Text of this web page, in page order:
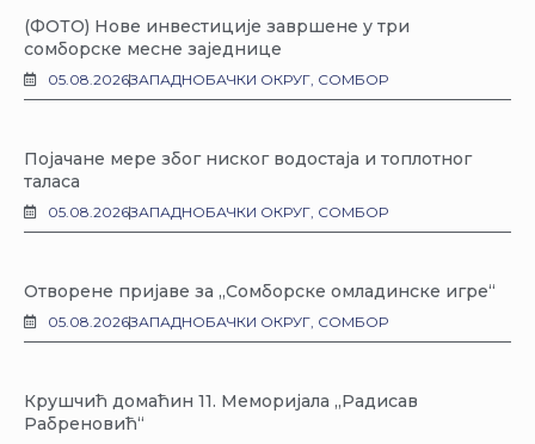
(ФОТО) Нове инвестиције завршене у три
сомборске месне заједнице
05.08.2026ЗАПАДНОБАЧКИ ОКРУГ, СОМБОР
Појачане мере због ниског водостаја и топлотног
таласа
05.08.2026ЗАПАДНОБАЧКИ ОКРУГ, СОМБОР
Отворене пријаве за „Сомборске омладинске игре“
05.08.2026ЗАПАДНОБАЧКИ ОКРУГ, СОМБОР
Крушчић домаћин 11. Меморијала „Радисав
Рабреновић“